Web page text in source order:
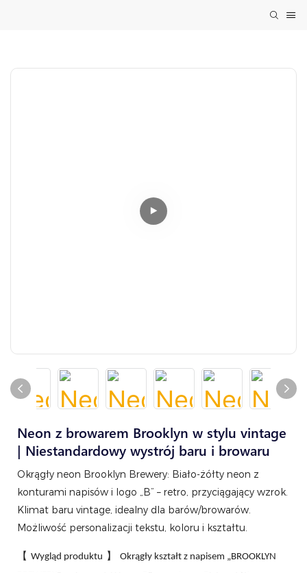
Neon z browarem Brooklyn w stylu vintage
| Niestandardowy wystrój baru i browaru
Okrągły neon Brooklyn Brewery: Biało-żółty neon z
konturami napisów i logo „B” – retro, przyciągający wzrok.
Klimat baru vintage, idealny dla barów/browarów.
Możliwość personalizacji tekstu, koloru i kształtu.
【 Wygląd produktu 】
Okrągły kształt z napisem „BROOKLYN